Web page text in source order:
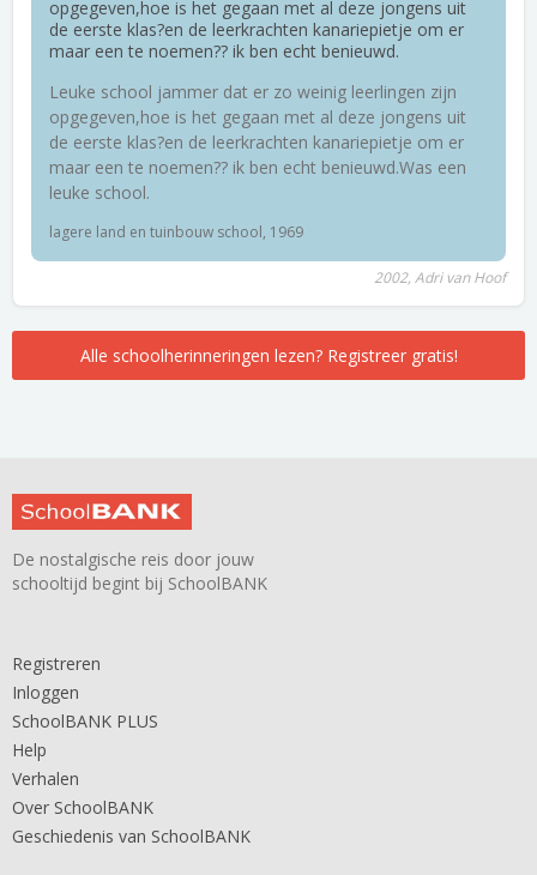
opgegeven,hoe is het gegaan met al deze jongens uit
de eerste klas?en de leerkrachten kanariepietje om er
maar een te noemen?? ik ben echt benieuwd.
Leuke school jammer dat er zo weinig leerlingen zijn
opgegeven,hoe is het gegaan met al deze jongens uit
de eerste klas?en de leerkrachten kanariepietje om er
maar een te noemen?? ik ben echt benieuwd.Was een
leuke school.
lagere land en tuinbouw school, 1969
2002, Adri van Hoof
Alle schoolherinneringen lezen? Registreer gratis!
De nostalgische reis door jouw
schooltijd begint bij SchoolBANK
Registreren
Inloggen
SchoolBANK PLUS
Help
Verhalen
Over SchoolBANK
Geschiedenis van SchoolBANK